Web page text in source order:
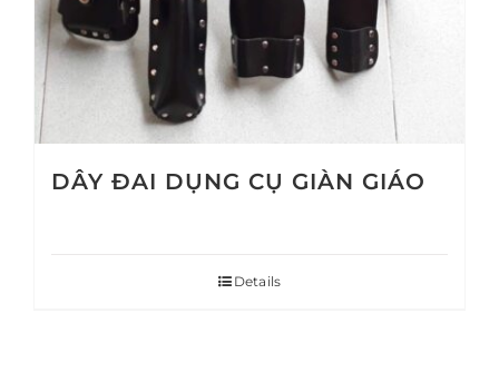
DÂY ĐAI DỤNG CỤ GIÀN GIÁO
Details